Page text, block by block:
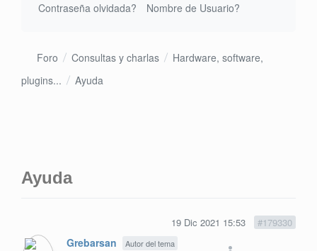
Contraseña olvidada? Nombre de Usuario?
Foro Consultas y charlas
Hardware, software,
plugins...
Ayuda
Ayuda
19 Dic 2021 15:53 #179330
Grebarsan Autor del tema